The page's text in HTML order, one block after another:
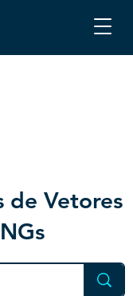
de Vetores